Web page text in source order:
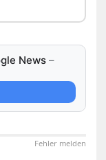
News –
Fehler melden